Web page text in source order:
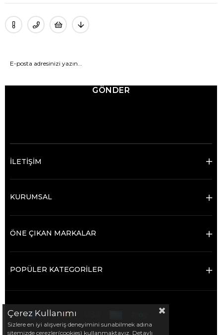
GÖNDER
İLETİŞİM
KURUMSAL
ÖNE ÇIKAN MARKALAR
POPÜLER KATEGORİLER
Çerez Kullanımı
Sizlere en iyi alışveriş deneyimini sunabilmek adına
sitemizde çerezler(cookies) kullanmaktayız. Detaylı